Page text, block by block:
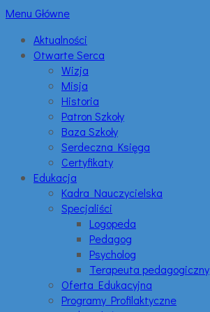
Menu Główne
Aktualności
Otwarte Serca
Wizja
Misja
Historia
Patron Szkoły
Baza Szkoły
Serdeczna Księga
Certyfikaty
Edukacja
Kadra Nauczycielska
Specjaliści
Logopeda
Pedagog
Psycholog
Terapeuta pedagogiczny
Oferta Edukacyjna
Programy Profilaktyczne